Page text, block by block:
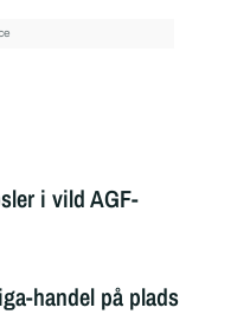
i vild AGF-
handel på plads